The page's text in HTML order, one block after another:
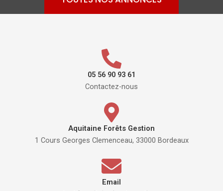
05 56 90 93 61
Contactez-nous
Aquitaine Forêts Gestion
1 Cours Georges Clemenceau, 33000 Bordeaux
Email